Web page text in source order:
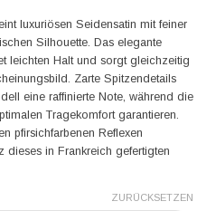
luxuriösen Seidensatin mit feiner
Silhouette. Das elegante
leichten Halt und sorgt gleichzeitig
Zarte Spitzendetails
eine raffinierte Note, während die
Tragekomfort garantieren.
pfirsichfarbenen Reflexen
dieses in Frankreich gefertigten
ZURÜCKSETZEN